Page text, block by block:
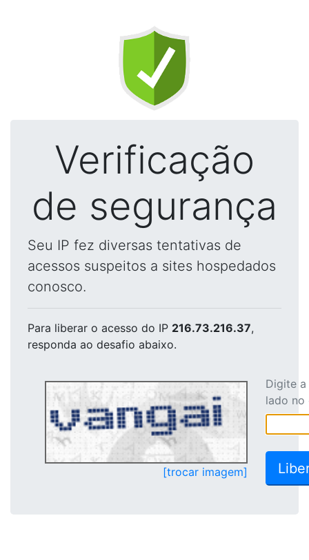
Verificação
de segurança
Seu IP fez diversas tentativas de
acessos suspeitos a sites hospedados
conosco.
Para liberar o acesso do IP 216.73.216.37,
responda ao desafio abaixo.
[trocar imagem]
Digite
lado no